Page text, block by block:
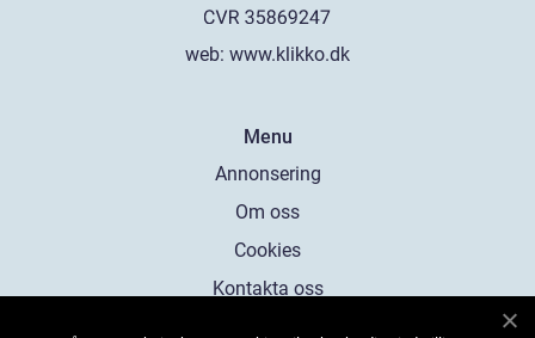
web: www.klikko.dk
Menu
Annonsering
Om oss
Cookies
Kontakta oss